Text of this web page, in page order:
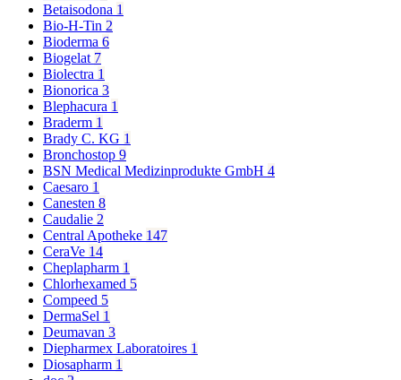
Betaisodona 1
Bio-H-Tin 2
Bioderma 6
Biogelat 7
Biolectra 1
Bionorica 3
Blephacura 1
Braderm 1
Brady C. KG 1
Bronchostop 9
BSN Medical Medizinprodukte GmbH 4
Caesaro 1
Canesten 8
Caudalie 2
Central Apotheke 147
CeraVe 14
Cheplapharm 1
Chlorhexamed 5
Compeed 5
DermaSel 1
Deumavan 3
Diepharmex Laboratoires 1
Diosapharm 1